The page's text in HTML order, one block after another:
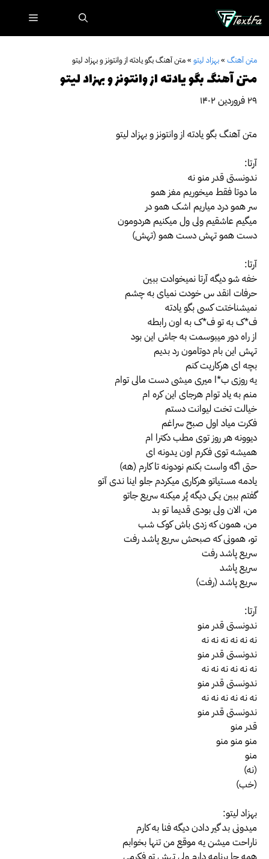
محتوا
فهرست
متن آهنگ »بهزاد لیتو »متن آهنگ بگو یادته از وانتونز و بهزاد لیتو
متن آهنگ بگو یادته از وانتونز و بهزاد لیتو
۲۹ فروردین ۱۴۰۲
متن آهنگ بگو یادته از وانتونز و بهزاد لیتو
آرتا:
ندونستی قدر منو نه
ما دوتا فقط میخوریم مغز همو
سر همو درد میاریم اشک همو در
میگیم عاشقیم ولی ول میکنیم هردومون
دست همو تهش دست همو (تهش)
آرتا:
خفه شو دیگه آرتا نمیخوادت ببین
حرفات انقد س خودت نمیای به چشم
نمیشناختت کسی بگو یادته
ف*ک به تو ف*ک به اون رابطه
از راه دور میبوسمت به جاش این بود
تهش این بام دوتامون رد بدیم
بچه ای هرکاریت کنم
یه روزی ب*ا میری میشی دست مالی توام
منم به یاد توام هرجای این کره ام
خیالت تخت لیوانت دستم
فکرت میاد اول صبح سراغم
دیوونه هر روز توی مطب دکترا ام
همیشه توی فکرم اون یدونه ای
حتی اگه واست بکنم نودونه تا کارم (هه)
یادمه مستیاتو هرکاری میکردم جلو اینا ندی آتو
گفتم ببین یکی دیگه پُر میکنه سریع جاتو
من، الان ولی بودی قدیما تو بد
من، همون که زدی باش کوک شب
تو، همونی که صبحش سریع پاشد رفت
سریع پاشد رفت
سریع پاشد
سریع پاشد (رفت)
آرتا:
ندونستی قدر منو
نه نه نه نه نه نه
ندونستی قدر منو
نه نه نه نه نه نه
ندونستی قدر منو
نه نه نه نه نه نه
ندونستی قدر منو
قدر منو
منو منو منو
منو
(نه)
(خب)
بهزاد لیتو:
میدونی بد گیر دادن دیگه فنا به کارم
ناراحت میشن یه موقع من تنها بخوابم